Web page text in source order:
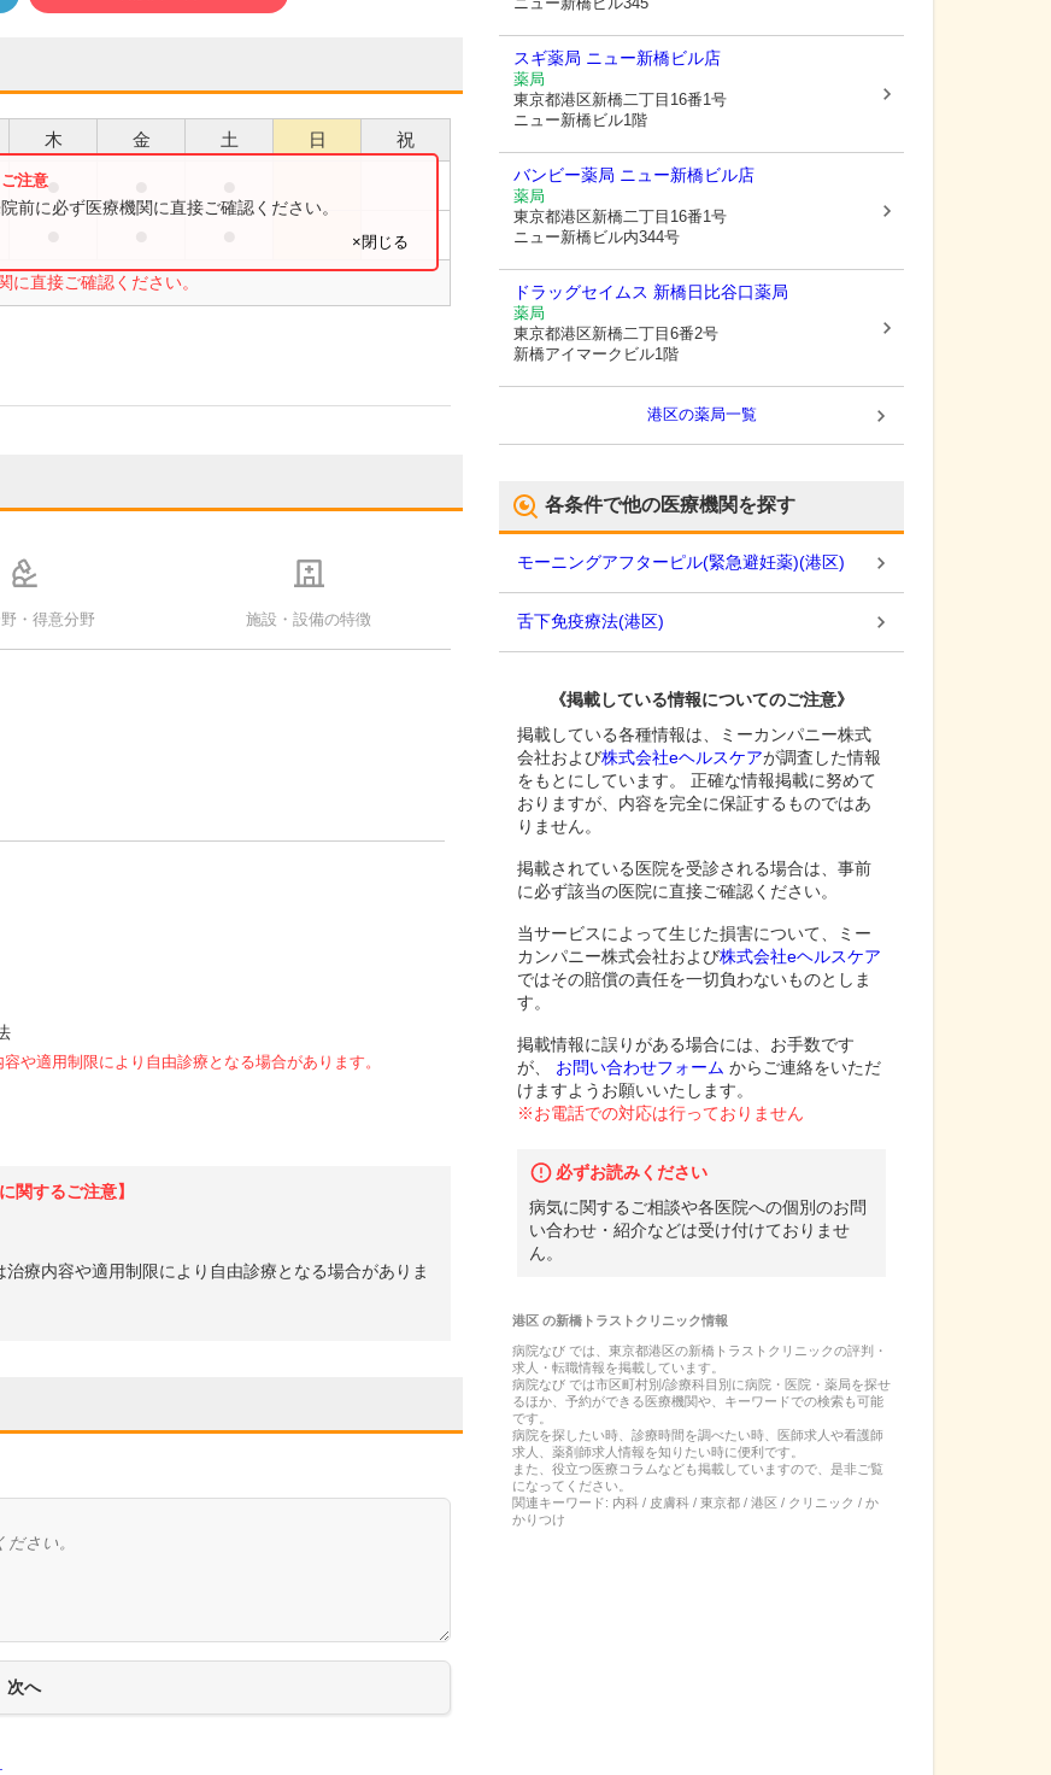
木 金 土 日 祝
●
に直接ご確認ください。
前に必ず医療機関に直接ご確認ください。
×閉じる
・得意分野 施設・設備の特徴
や適用制限により自由診療となる場合があります。
関するご注意】
療内容や適用制限により自由診療となる場合がありま
スギ薬局 ニュー新橋ビル店
薬局
東京都港区新橋二丁目16番1号
ニュー新橋ビル1階
バンビー薬局 ニュー新橋ビル店
薬局
東京都港区新橋二丁目16番1号
ニュー新橋ビル内344号
ドラッグセイムス 新橋日比谷口薬局
薬局
東京都港区新橋二丁目6番2号
新橋アイマークビル1階
港区の薬局一覧
各条件で他の医療機関を探す
モーニングアフターピル(緊急避妊薬)(港区)
舌下免疫療法(港区)
《掲載している情報についてのご注意》
掲載している各種情報は、ミーカンパニー株式
会社および株式会社eヘルスケアが調査した情報
をもとにしています。 正確な情報掲載に努めて
おりますが、内容を完全に保証するものではあ
りません。
掲載されている医院を受診される場合は、事前
に必ず該当の医院に直接ご確認ください。
当サービスによって生じた損害について、ミー
カンパニー株式会社および株式会社eヘルスケア
ではその賠償の責任を一切負わないものとしま
す。
掲載情報に誤りがある場合には、お手数です
が、
お問い合わせフォーム からご連絡をいただ
けますようお願いいたします。
※お電話での対応は行っておりません
必ずお読みください
病気に関するご相談や各医院への個別のお問
い合わせ・紹介などは受け付けておりませ
ん。
港区の新橋トラストクリニック情報
病院なび では、 東京都港区の新橋トラストクリニックの評判・
求人・転職情報を掲載しています。
病院なび では市区町村別/診療科目別に病院・医院・薬局を探せ
るほか、予約ができる医療機関や、キーワードでの検索も可能
です。
病院を探したい時、診療時間を調べたい時、医師求人や看護師
求人、薬剤師求人情報を知りたい時に便利です。
また、役立つ医療コラムなども掲載していますので、是非ご覧
になってください。
関連キーワード: 内科 / 皮膚科 / 東京都 / 港区 / クリニック / か
かりつけ